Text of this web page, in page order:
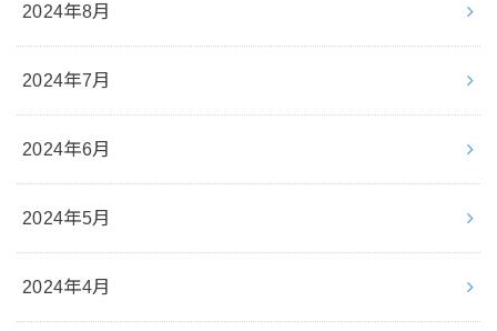
2024年8月
2024年7月
2024年6月
2024年5月
2024年4月